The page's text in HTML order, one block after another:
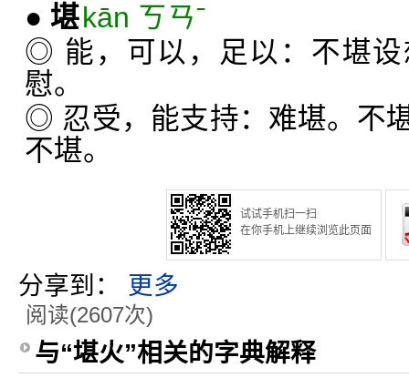
● 堪kān ㄎㄢˉ
◎ 能，可以，足以：不堪
慰。
◎ 忍受，能支持：难堪。不
不堪。
试试手机扫一扫
在你手机上继续浏览此页面
分享到： 更多
阅读(2607次)
与“堪火”相关的字典解释